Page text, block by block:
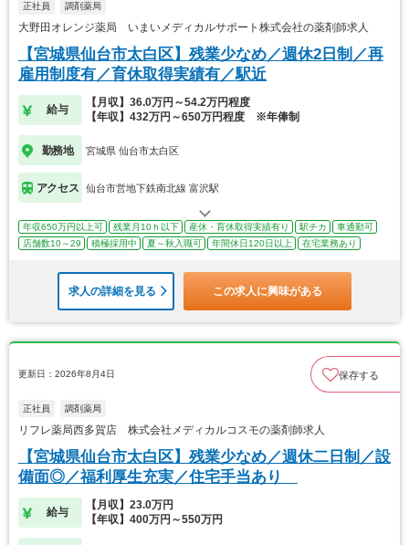
正社員 調剤薬局
大野田オレンジ薬局 いまいメディカルサポート株式会社の薬剤師求人
【宮城県仙台市太白区】残業少なめ／週休2日制／再
雇用制度有／育休取得実績有／駅近
給与
【月収】36.0万円～54.2万円程度
【年収】432万円～650万円程度 ※年俸制
勤務地 宮城県 仙台市太白区
アクセス 仙台市営地下鉄南北線 富沢駅
年収650万円以上可 残業月10ｈ以下 産休・育休取得実績有り 駅チカ
車通勤可
店舗数10～29
積極採用中 夏～秋入職可 年間休日120日以上 在宅業務あり
求人の詳細を見る この求人に興味がある
更新日：2026年8月4日 保存する
正社員 調剤薬局
リフレ薬局西多賀店 株式会社メディカルコスモの薬剤師求人
【宮城県仙台市太白区】残業少なめ／週休二日制／設
備面◎／福利厚生充実／住宅手当あり
給与
【月収】23.0万円
【年収】400万円～550万円